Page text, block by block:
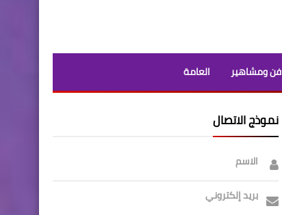
فن ومشاهير العامة
نموذج الاتصال
الاسم
بريد إلكتروني